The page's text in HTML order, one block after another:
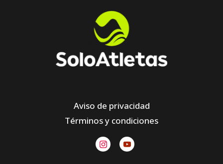
Aviso de privacidad
Términos y condiciones